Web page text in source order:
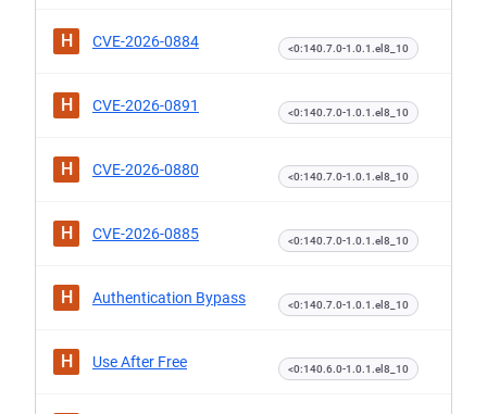
H CVE-2026-0884 <0:140.7.0-1.0.1.el8_10
H CVE-2026-0891 <0:140.7.0-1.0.1.el8_10
H CVE-2026-0880 <0:140.7.0-1.0.1.el8_10
H CVE-2026-0885 <0:140.7.0-1.0.1.el8_10
H Authentication Bypass <0:140.7.0-1.0.1.el8_10
H Use After Free <0:140.6.0-1.0.1.el8_10